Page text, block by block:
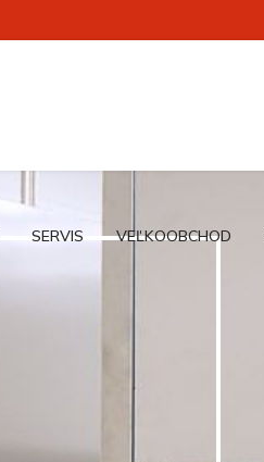
SERVIS VEĽKOOBCHOD